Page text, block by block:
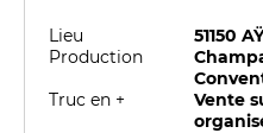
Lieu
51150
Production
Truc en +
Vente